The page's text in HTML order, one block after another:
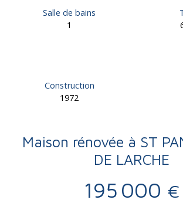
Salle de bains
1
Construction
1972
Maison rénovée à ST
DE LARCHE
195 000 €